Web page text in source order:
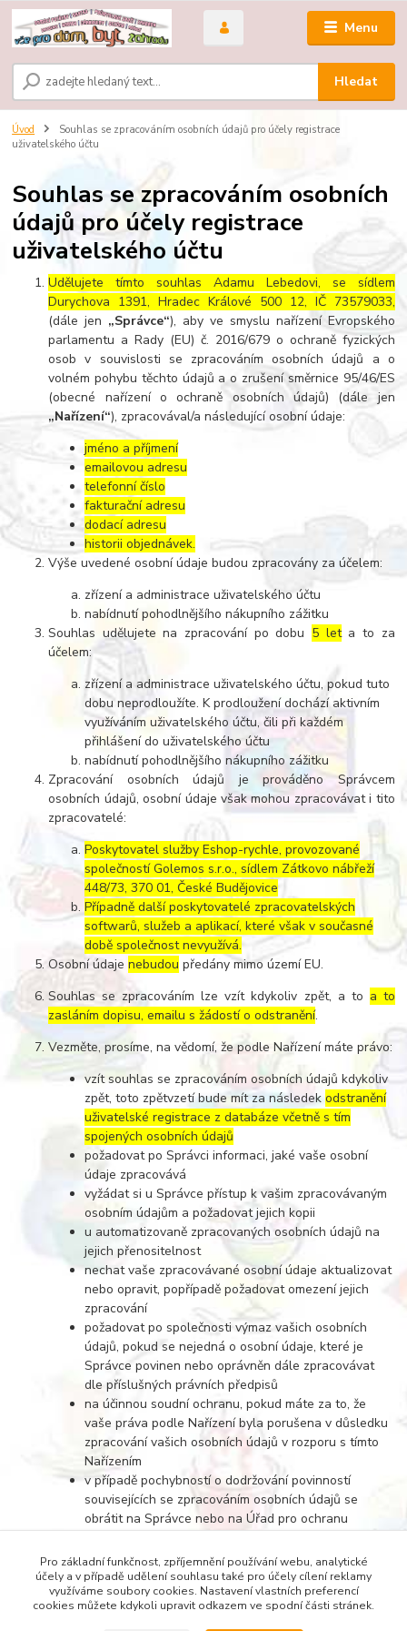
Menu
Hledat
Úvod
Souhlas se zpracováním osobních údajů pro účely registrace
uživatelského účtu
Souhlas se zpracováním osobních
údajů pro účely registrace
uživatelského účtu
Udělujete tímto souhlas Adamu Lebedovi, se sídlem
Durychova 1391, Hradec Králové 500 12, IČ 73579033,
(dále jen „Správce“), aby ve smyslu nařízení Evropského
parlamentu a Rady (EU) č. 2016/679 o ochraně fyzických
osob v souvislosti se zpracováním osobních údajů a o
volném pohybu těchto údajů a o zrušení směrnice 95/46/ES
(obecné nařízení o ochraně osobních údajů) (dále jen
„Nařízení“), zpracovával/a následující osobní údaje:
jméno a příjmení
emailovou adresu
telefonní číslo
fakturační adresu
dodací adresu
historii objednávek.
Výše uvedené osobní údaje budou zpracovány za účelem:
zřízení a administrace uživatelského účtu
nabídnutí pohodlnějšího nákupního zážitku
Souhlas udělujete na zpracování po dobu 5 leta to za
účelem:
zřízení a administrace uživatelského účtu, pokud tuto
dobu neprodloužíte. K prodloužení dochází aktivním
využíváním uživatelského účtu, čili při každém
přihlášení do uživatelského účtu
nabídnutí pohodlnějšího nákupního zážitku
Zpracování osobních údajů je prováděno Správcem
osobních údajů, osobní údaje však mohou zpracovávat i tito
zpracovatelé:
Poskytovatel služby Eshop-rychle, provozované
společností Golemos s.r.o., sídlem Zátkovo nábřeží
448/73, 370 01, České Budějovice
Případně další poskytovatelé zpracovatelských
softwarů, služeb a aplikací, které však v současné
době společnost nevyužívá.
Osobní údajenebudou předány mimo území EU.
Souhlas se zpracováním lze vzít kdykoliv zpět, a to a to
zasláním dopisu, emailu s žádostí o odstranění.
Vezměte, prosíme, na vědomí, že podle Nařízení máte právo:
vzít souhlas se zpracováním osobních údajů kdykoliv
zpět, toto zpětvzetí bude mít za následekodstranění
uživatelské registrace z databáze včetně s tím
spojených osobních údajů
požadovat po Správci informaci, jaké vaše osobní
údaje zpracovává
vyžádat si u Správce přístup k vašim zpracovávaným
osobním údajům a požadovat jejich kopii
u automatizovaně zpracovaných osobních údajů na
jejich přenositelnost
nechat vaše zpracovávané osobní údaje aktualizovat
nebo opravit, popřípadě požadovat omezení jejich
zpracování
požadovat po společnosti výmaz vašich osobních
údajů, pokud se nejedná o osobní údaje, které je
Správce povinen nebo oprávněn dále zpracovávat
dle příslušných právních předpisů
na účinnou soudní ochranu, pokud máte za to, že
vaše práva podle Nařízení byla porušena v důsledku
zpracování vašich osobních údajů v rozporu s tímto
Nařízením
v případě pochybností o dodržování povinností
souvisejících se zpracováním osobních údajů se
obrátit na Správce nebo na Úřad pro ochranu
Pro základní funkčnost, zpříjemnění používání webu, analytické
účely a v případě udělení souhlasu také pro účely cílení reklamy
využíváme soubory cookies. Nastavení vlastních preferencí
cookies můžete kdykoli upravit odkazem ve spodní části stránek.